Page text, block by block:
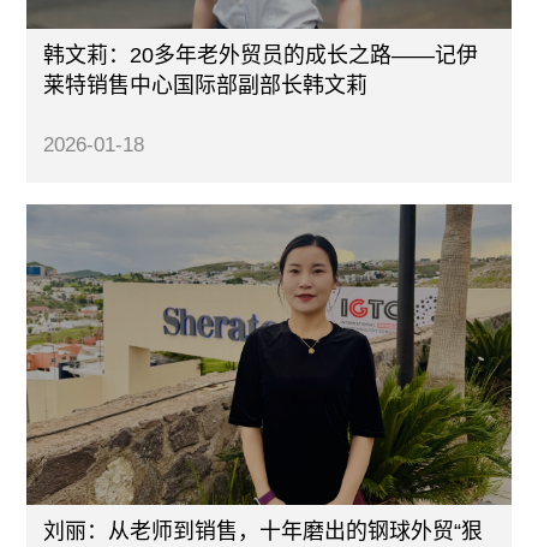
韩文莉：20多年老外贸员的成长之路——记伊
莱特销售中心国际部副部长韩文莉
2026-01-18
刘丽：从老师到销售，十年磨出的钢球外贸“狠